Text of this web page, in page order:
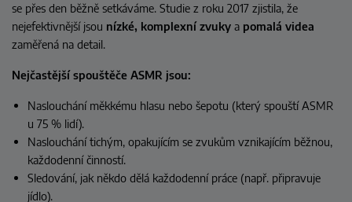
se přes den běžně setkáváme. Studie z roku 2017 zjistila, že
nejefektivnější jsou nízké, komplexní zvukya pomalá videa
zaměřená na detail.
Nejčastější spouštěče ASMR jsou:
Naslouchání měkkému hlasu nebo šepotu (který spouští ASMR
u 75 % lidí).
Naslouchání tichým, opakujícím se zvukům vznikajícím běžnou,
každodenní činností.
Sledování, jak někdo dělá každodenní práce (např. připravuje
jídlo).